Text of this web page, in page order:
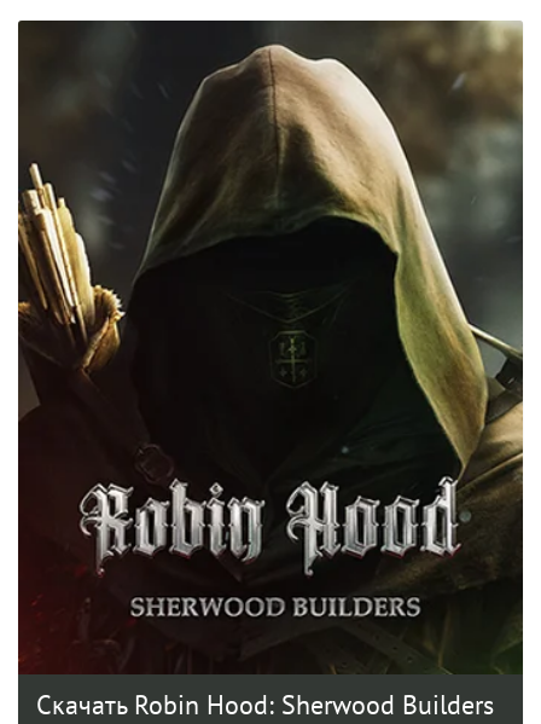
Скачать Robin Hood: Sherwood Builders